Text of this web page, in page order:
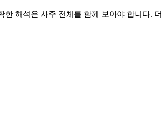
해석은 사주 전체를 함께 보아야 합니다.